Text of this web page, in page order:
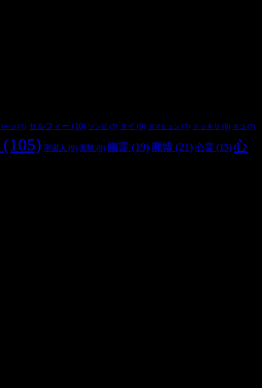
ーツ (7) セルフィー (10) ゾンビ (7) タイ (9) タマヒュン (7) ドッキリ (8) ネコ (7)
(105) 宇宙人 (9) 実験 (9) 幽霊 (19) 廃墟 (21) 心霊 (15) 心